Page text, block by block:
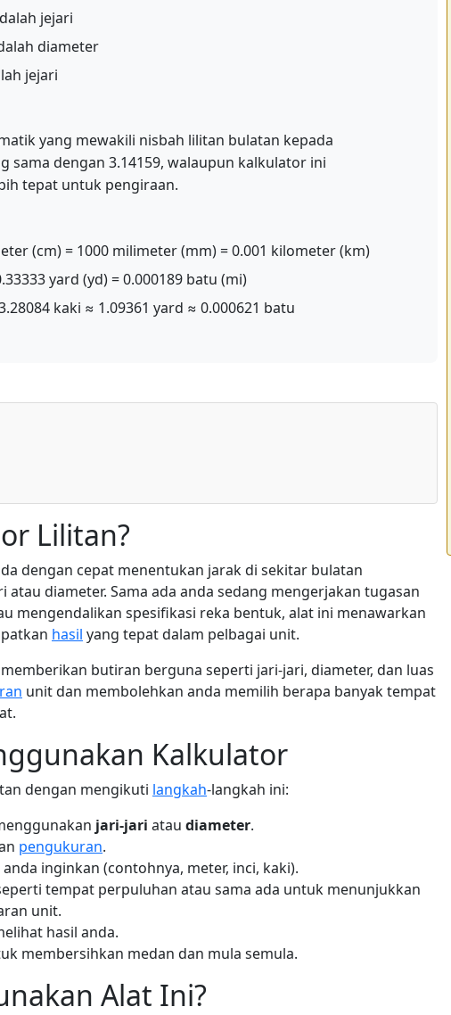
jejari
diameter
jejari
yang mewakili nisbah lilitan bulatan kepada
sama dengan 3.14159, walaupun kalkulator ini
tepat untuk pengiraan.
(cm) = 1000 milimeter (mm) = 0.001 kilometer (km)
yard (yd) = 0.000189 batu (mi)
kaki ≈ 1.09361 yard ≈ 0.000621 batu
Lilitan?
dengan cepat menentukan jarak di sekitar bulatan
atau diameter. Sama ada anda sedang mengerjakan tugasan
mengendalikan spesifikasi reka bentuk, alat ini menawarkan
hasil yang tepat dalam pelbagai unit.
butiran berguna seperti jari-jari, diameter, dan luas
unit dan membolehkan anda memilih berapa banyak tempat
Kalkulator
dengan mengikuti langkah-langkah ini:
jari-jari atau diameter.
pengukuran.
inginkan (contohnya, meter, inci, kaki).
tempat perpuluhan atau sama ada untuk menunjukkan
unit.
hasil anda.
membersihkan medan dan mula semula.
Alat Ini?